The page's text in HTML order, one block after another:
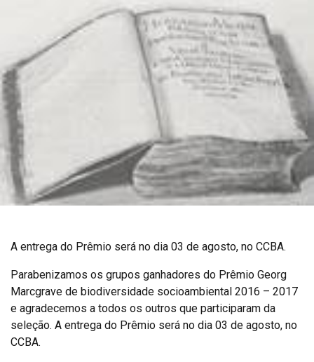
A entrega do Prêmio será no dia 03 de agosto, no CCBA.
Parabenizamos os grupos ganhadores do Prêmio Georg
Marcgrave de biodiversidade socioambiental 2016 – 2017
e agradecemos a todos os outros que participaram da
seleção. A entrega do Prêmio será no dia 03 de agosto, no
CCBA.